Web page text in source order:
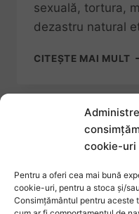
cookie-uri
Pentru a oferi cea mai bună
cookie-uri, pentru a stoca și/
Consimțământul pentru aceste
sexuală, tortura,
dezastru natural
CITEȘTE MAI MULT